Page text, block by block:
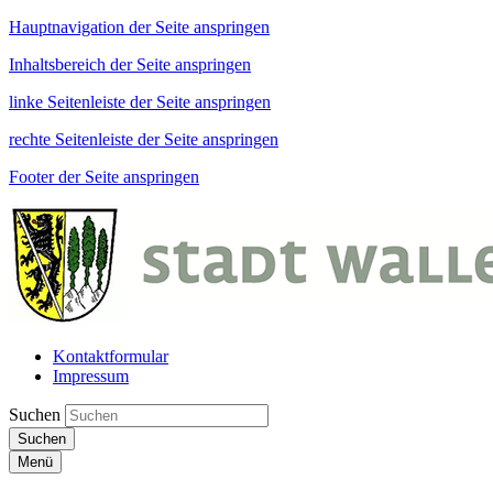
Hauptnavigation der Seite anspringen
Inhaltsbereich der Seite anspringen
linke Seitenleiste der Seite anspringen
rechte Seitenleiste der Seite anspringen
Footer der Seite anspringen
Kontaktformular
Impressum
Suchen
Suchen
Menü